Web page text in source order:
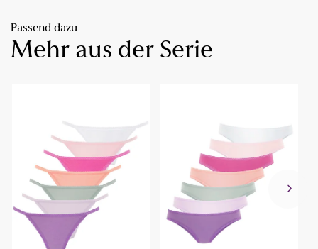
Passend dazu
Mehr aus der Serie